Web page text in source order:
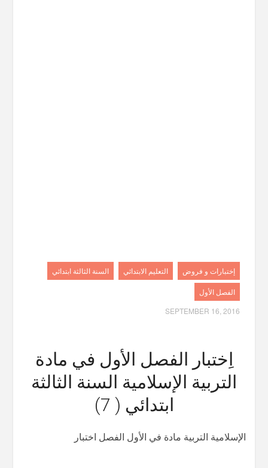
إختبارات و فروض التعليم الابتدائي السنة الثالثة ابتدائي
الفصل الأول
SEPTEMBER 16, 2016
اِختبار الفصل الأول في مادة
التربية الإسلامية السنة الثالثة
ابتدائي ( 7)
‫الإسلامية‬ ‫التربية‬ ‫مادة‬ ‫في‬ ‫الأول‬ ‫الفصل‬ ‫اختبار‬